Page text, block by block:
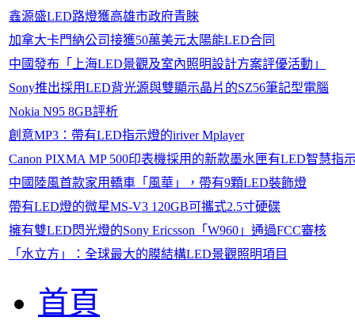
鑫源盛LED路燈獲高雄市政府青睞
加拿大卡門納公司接獲50萬美元太陽能LED合同
中國發布「上海LED景觀及室內照明設計方案評優活動」
Sony推出採用LED背光源與雙顯示晶片的SZ56筆記型電腦
Nokia N95 8GB評析
創意MP3：帶有LED指示燈的iriver Mplayer
Canon PIXMA MP 500印表機採用的新款墨水匣有LED智慧指
中國陸風首款家用轎車「風華」，帶有9顆LED裝飾燈
帶有LED燈的微星MS-V3 120GB可攜式2.5寸硬碟
擁有雙LED閃光燈的Sony Ericsson「W960」通過FCC審核
「水立方」：全球最大的膜結構LED景觀照明項目
首頁